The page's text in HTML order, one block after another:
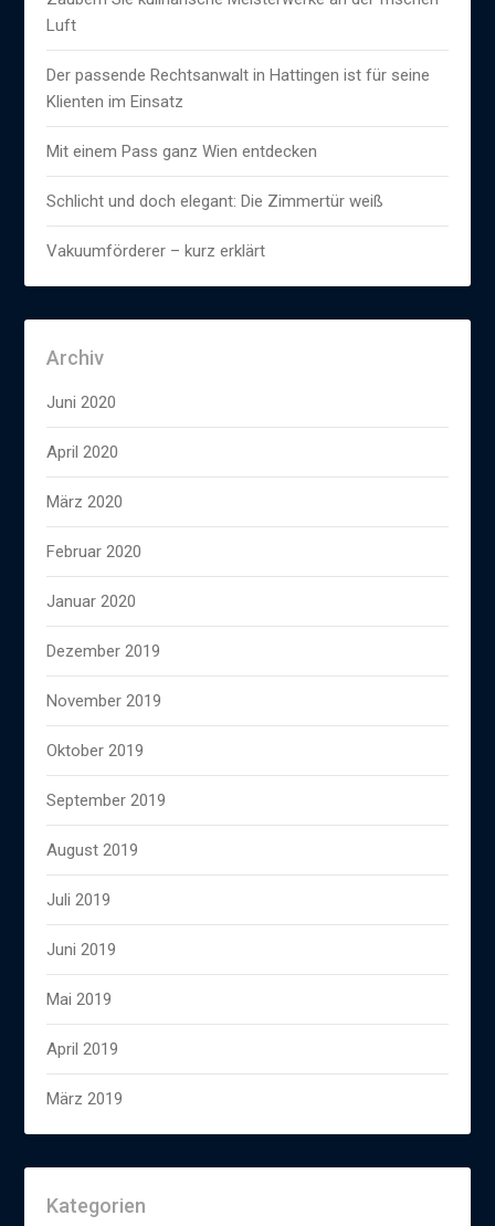
Luft
Der passende Rechtsanwalt in Hattingen ist für seine
Klienten im Einsatz
Mit einem Pass ganz Wien entdecken
Schlicht und doch elegant: Die Zimmertür weiß
Vakuumförderer – kurz erklärt
Archiv
Juni 2020
April 2020
März 2020
Februar 2020
Januar 2020
Dezember 2019
November 2019
Oktober 2019
September 2019
August 2019
Juli 2019
Juni 2019
Mai 2019
April 2019
März 2019
Kategorien